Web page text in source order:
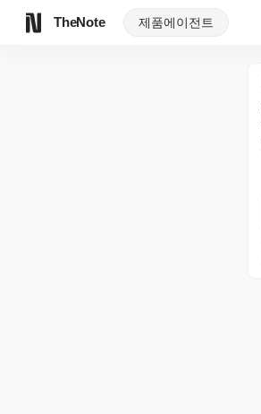
TheNote 제품에이전트